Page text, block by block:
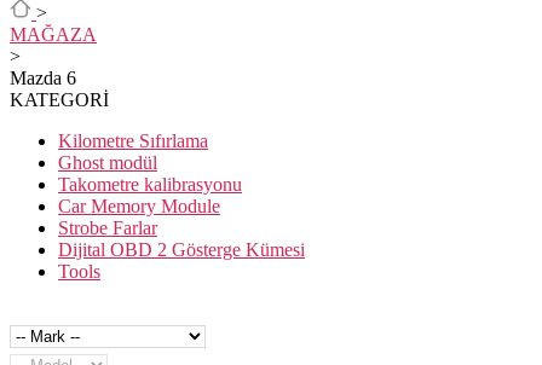
>
MAĞAZA
>
Mazda 6
KATEGORİ
Kilometre Sıfırlama
Ghost modül
Takometre kalibrasyonu
Car Memory Module
Strobe Farlar
Dijital OBD 2 Gösterge Kümesi
Tools